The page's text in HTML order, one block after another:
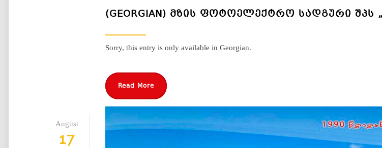
(GEORGIAN) ᲛᲖᲘᲡ ᲤᲝᲢᲝᲔᲚᲔᲥᲢᲠᲝ ᲡᲐᲓᲒᲣᲠᲘ ᲨᲞᲡ
Sorry, this entry is only available in Georgian.
Read More
August
17